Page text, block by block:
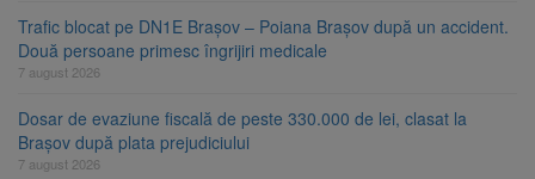
Trafic blocat pe DN1E Brașov – Poiana Brașov după un accident.
Două persoane primesc îngrijiri medicale
7 august 2026
Dosar de evaziune fiscală de peste 330.000 de lei, clasat la
Brașov după plata prejudiciului
7 august 2026